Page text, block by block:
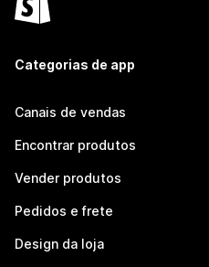
Categorias de app
Canais de vendas
Encontrar produtos
Vender produtos
Pedidos e frete
Design da loja